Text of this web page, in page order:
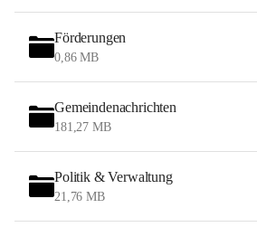
Förderungen
0,86 MB
Gemeindenachrichten
181,27 MB
Politik & Verwaltung
21,76 MB